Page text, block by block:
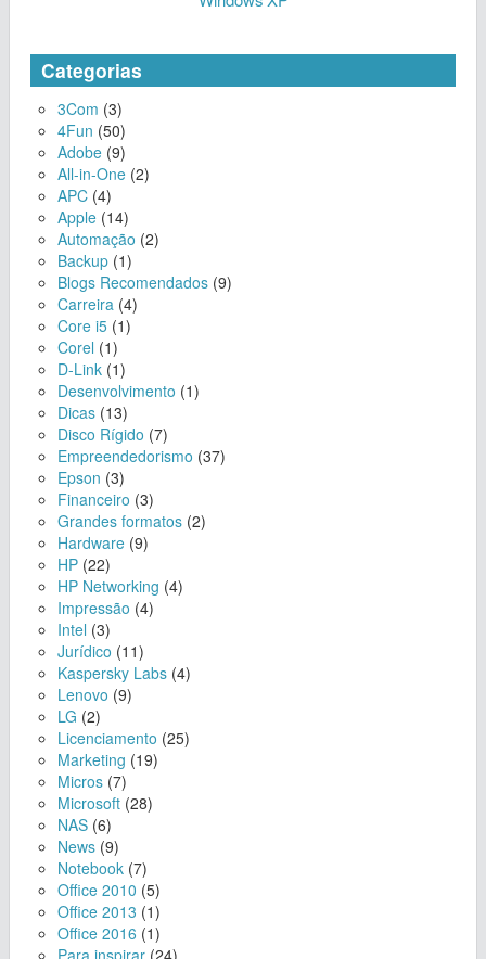
Categorias
3Com (3)
4Fun (50)
Adobe (9)
All-in-One (2)
APC (4)
Apple (14)
Automação (2)
Backup (1)
Blogs Recomendados (9)
Carreira (4)
Core i5 (1)
Corel (1)
D-Link (1)
Desenvolvimento (1)
Dicas (13)
Disco Rígido (7)
Empreendedorismo (37)
Epson (3)
Financeiro (3)
Grandes formatos (2)
Hardware (9)
HP (22)
HP Networking (4)
Impressão (4)
Intel (3)
Jurídico (11)
Kaspersky Labs (4)
Lenovo (9)
LG (2)
Licenciamento (25)
Marketing (19)
Micros (7)
Microsoft (28)
NAS (6)
News (9)
Notebook (7)
Office 2010 (5)
Office 2013 (1)
Office 2016 (1)
Para inspirar (24)